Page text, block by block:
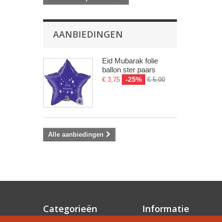
AANBIEDINGEN
Eid Mubarak folie
ballon ster paars
€ 3,75 -25% € 5,00
Alle aanbiedingen
Categorieën Informatie